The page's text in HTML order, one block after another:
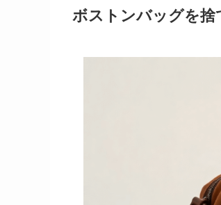
ボストンバッグを